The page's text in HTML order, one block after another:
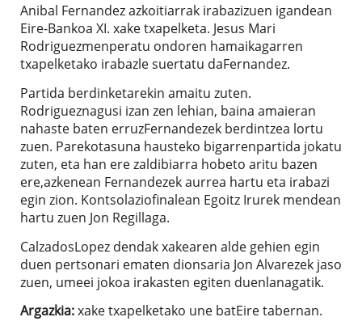
Anibal Fernandez azkoitiarrak irabazizuen igandean
Eire-Bankoa XI. xake txapelketa. Jesus Mari
Rodriguezmenperatu ondoren hamaikagarren
txapelketako irabazle suertatu daFernandez.
Partida berdinketarekin amaitu zuten.
Rodrigueznagusi izan zen lehian, baina amaieran
nahaste baten erruzFernandezek berdintzea lortu
zuen. Parekotasuna hausteko bigarrenpartida jokatu
zuten, eta han ere zaldibiarra hobeto aritu bazen
ere,azkenean Fernandezek aurrea hartu eta irabazi
egin zion. Kontsolaziofinalean Egoitz Irurek mendean
hartu zuen Jon Regillaga.
CalzadosLopez dendak xakearen alde gehien egin
duen pertsonari ematen dionsaria Jon Alvarezek jaso
zuen, umeei jokoa irakasten egiten duenlanagatik.
Argazkia:xake txapelketako une batEire tabernan.